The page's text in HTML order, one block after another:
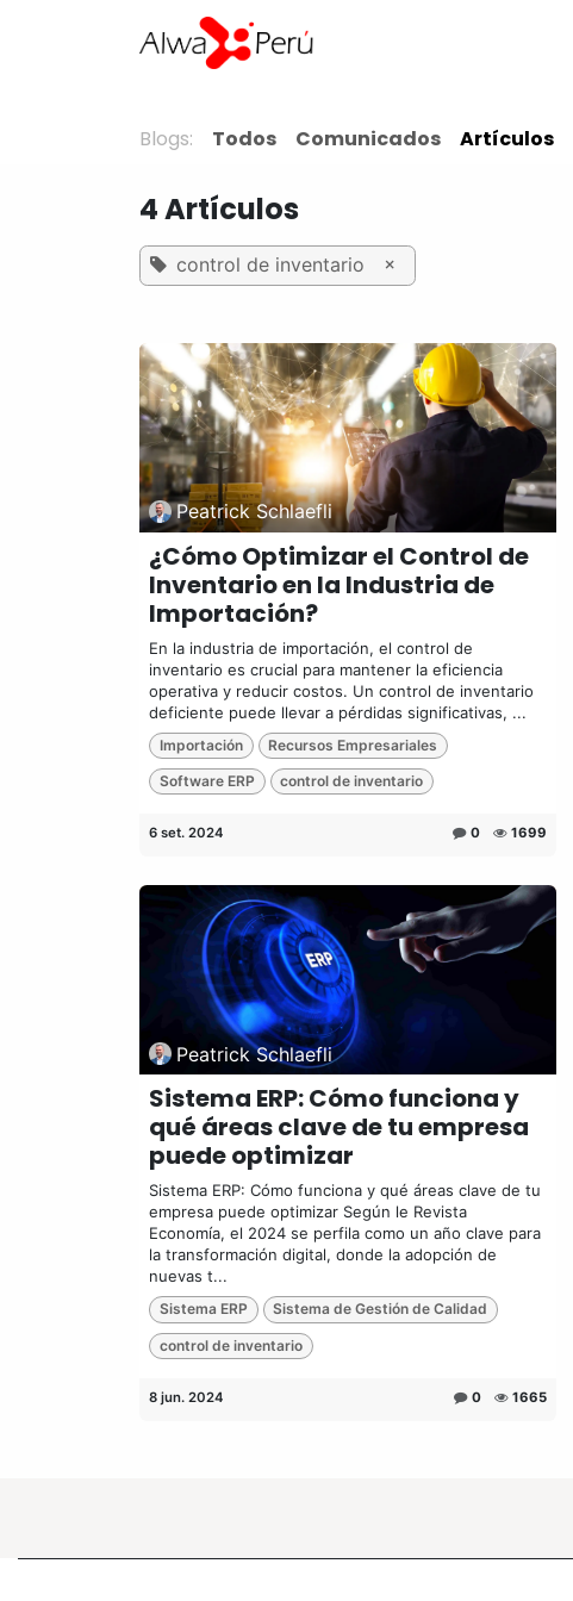
Blogs: Todos Comunicados Artículos
4 Artículos
control de inventario ×
Peatrick Schlaefli
¿Cómo Optimizar el Control de
Inventario en la Industria de
Importación?
En la industria de importación, el control de
inventario es crucial para mantener la eficiencia
operativa y reducir costos. Un control de inventario
deficiente puede llevar a pérdidas significativas, ...
Importación Recursos Empresariales
Software ERP control de inventario
6 set. 2024 0 1699
Peatrick Schlaefli
Sistema ERP: Cómo funciona y
qué áreas clave de tu empresa
puede optimizar
Sistema ERP: Cómo funciona y qué áreas clave de tu
empresa puede optimizar Según le Revista
Economía, el 2024 se perfila como un año clave para
la transformación digital, donde la adopción de
nuevas t...
Sistema ERP Sistema de Gestión de Calidad
control de inventario
8 jun. 2024 0 1665